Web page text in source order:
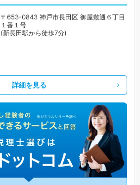
〒653-0843 神戸市長田区 御屋敷通６丁目
１番１号
(新長田駅から徒歩7分)
詳細を見る